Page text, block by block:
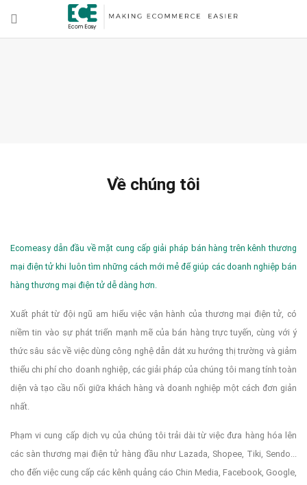
Về chúng tôi
Ecomeasy dẫn đầu về mặt cung cấp giải pháp bán hàng trên kênh thương
mại điện tử khi luôn tìm những cách mới mẻ để giúp các doanh nghiệp bán
hàng thương mại điện tử dễ dàng hơn.
Xuất phát từ đội ngũ am hiểu việc vận hành của thương mại điện tử, có
niềm tin vào sự phát triển mạnh mẽ của bán hàng trực tuyến, cùng với ý
thức sâu sắc về việc dùng công nghệ dẫn dắt xu hướng thị trường và giảm
thiểu chi phí cho doanh nghiệp, các giải pháp của chúng tôi mang tính toàn
diện và tạo cầu nối giữa khách hàng và doanh nghiệp một cách đơn giản
nhất.
Phạm vi cung cấp dịch vụ của chúng tôi trải dài từ việc đưa hàng hóa lên
các sàn thương mại điện tử hàng đầu như Lazada, Shopee, Tiki, Sendo...
cho đến việc cung cấp các kênh quảng cáo Chin Media, Facebook, Google,